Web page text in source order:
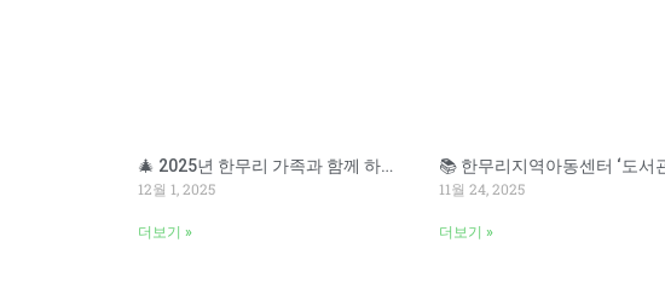
🎄 2025년 한무리 가족과 함께 하는 송년잔치 🎄
12월 1, 2025
더보기 »
11월 24, 2025
더보기 »